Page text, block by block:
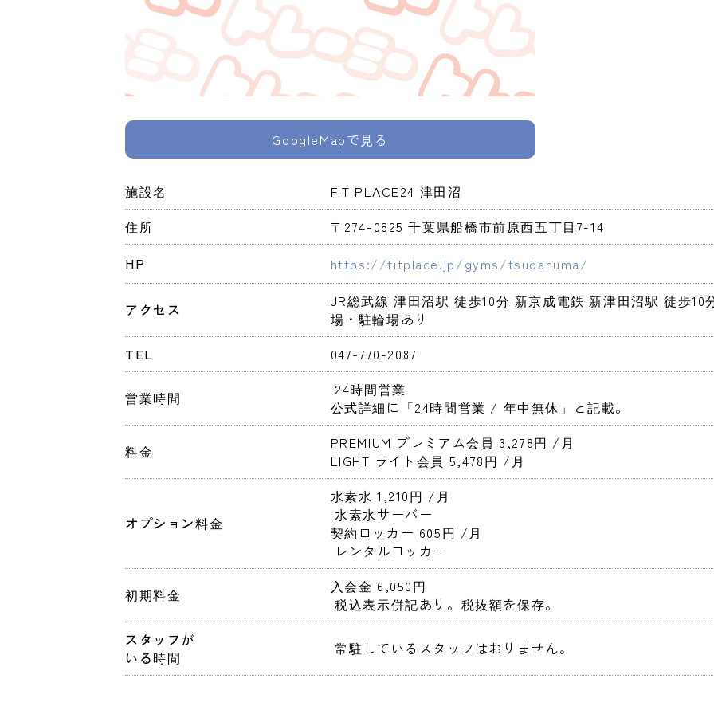
GoogleMapで見る
施設名
FIT PLACE24 津田沼
住所
〒274-0825 千葉県船橋市前原西五丁目7-14
HP
https://fitplace.jp/gyms/tsudanuma/
アクセス
JR総武線 津田沼駅 徒歩10分 新京成電鉄 新津田沼駅 徒歩
場・駐輪場あり
TEL
047-770-2087
営業時間
24時間営業
公式詳細に「24時間営業 / 年中無休」と記載。
料金 PREMIUM プレミアム会員 3,278円 /月
LIGHT ライト会員 5,478円 /月
オプション料金
水素水 1,210円 /月
水素水サーバー
契約ロッカー 605円 /月
レンタルロッカー
初期料金
入会金 6,050円
税込表示併記あり。税抜額を保存。
スタッフが
いる時間
常駐しているスタッフはおりません。